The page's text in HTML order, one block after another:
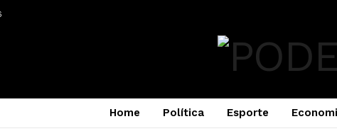
Home Política Esporte